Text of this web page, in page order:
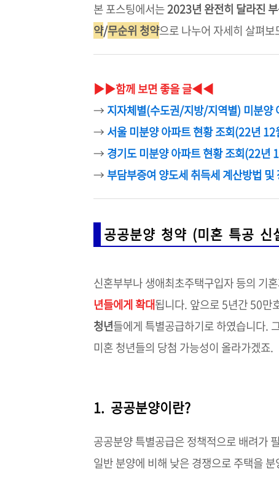
본 포스팅에서는2023년 완전히 달라진
약/무순위 청약으로 나누어 자세히 살펴
▶▶함께 보면 좋을 글◀◀
→ 지자체별(수도권/지방/지역별) 미분양
→ 서울 미분양 아파트 현황 조회(22년 12
→ 경기도 미분양 아파트 현황 조회(22년
→ 부담부증여 양도세 취득세 계산방법
공공분양 청약 (미혼 특공 신
신혼부부나 생애최초주택구입자 등의 기
년들에게 확대됩니다. 앞으로 5년간 50만
청년들에게 특별공급하기로 하였습니다.
미혼 청년들의 당첨 가능성이 올라가겠죠.
1. 공공분양이란?
공공분양 특별공급은 정책적으로 배려가
일반 분양에 비해 낮은 경쟁으로 주택을